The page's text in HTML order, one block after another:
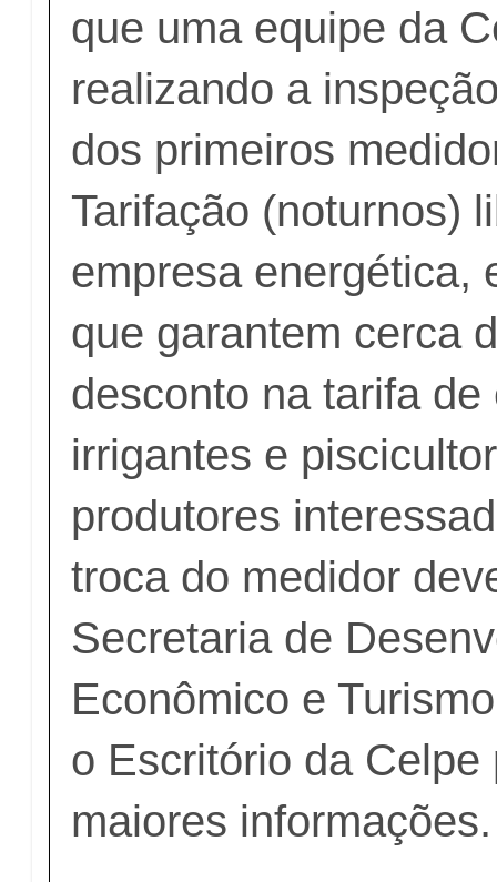
que uma equipe da
realizando a
dos primeiros
Tarifação (noturnos)
empresa energética,
que garantem cerca
desconto na tarifa
irrigantes e
produtores
troca do medidor
Secretaria de
Econômico e
o Escritório da Celpe
maiores informações.